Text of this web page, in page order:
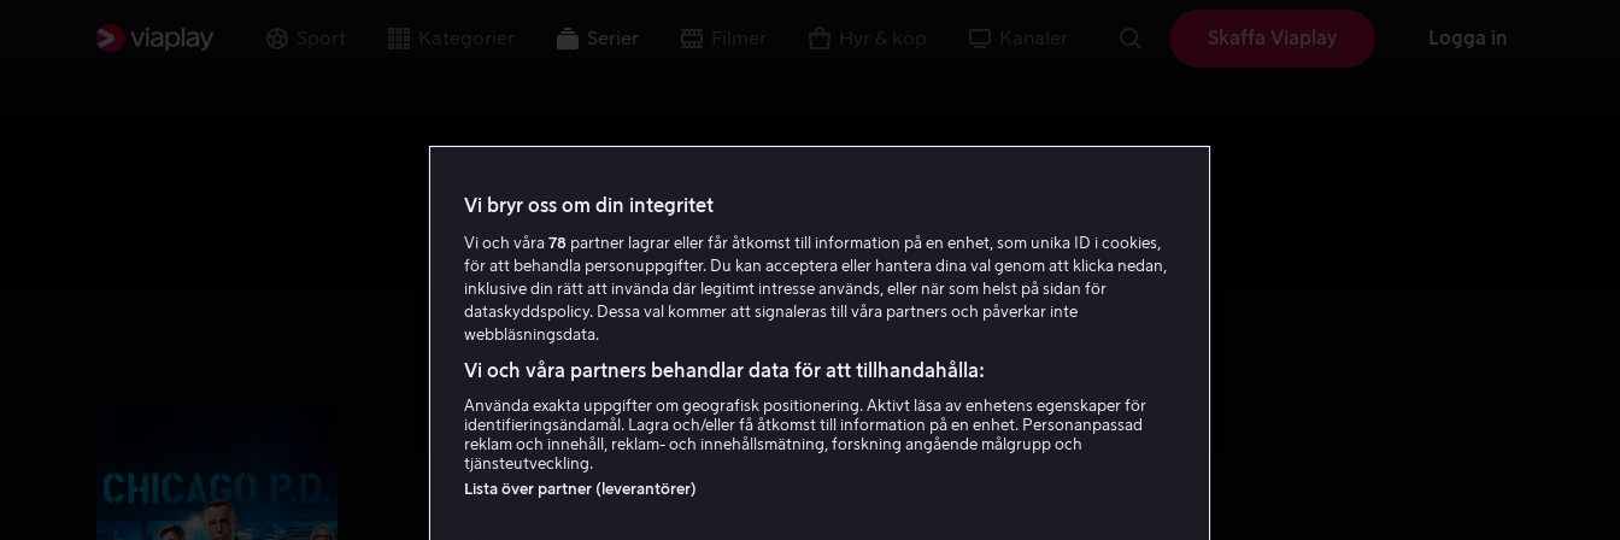
Sport Kategorier Serier Filmer Hyr & köp Kanaler Skaffa Viaplay Logga in
Vi bryr oss om din integritet
Vi och våra 78 partner lagrar eller får åtkomst till information på en enhet, som unika ID i cookies,
för att behandla personuppgifter. Du kan acceptera eller hantera dina val genom att klicka nedan,
inklusive din rätt att invända där legitimt intresse används, eller när som helst på sidan för
dataskyddspolicy. Dessa val kommer att signaleras till våra partners och påverkar inte
webbläsningsdata.
Vi och våra partners behandlar data för att tillhandahålla:
Använda exakta uppgifter om geografisk positionering. Aktivt läsa av enhetens egenskaper för
identifieringsändamål. Lagra och/eller få åtkomst till information på en enhet. Personanpassad
reklam och innehåll, reklam- och innehållsmätning, forskning angående målgrupp och
tjänsteutveckling.
Lista över partner (leverantörer)